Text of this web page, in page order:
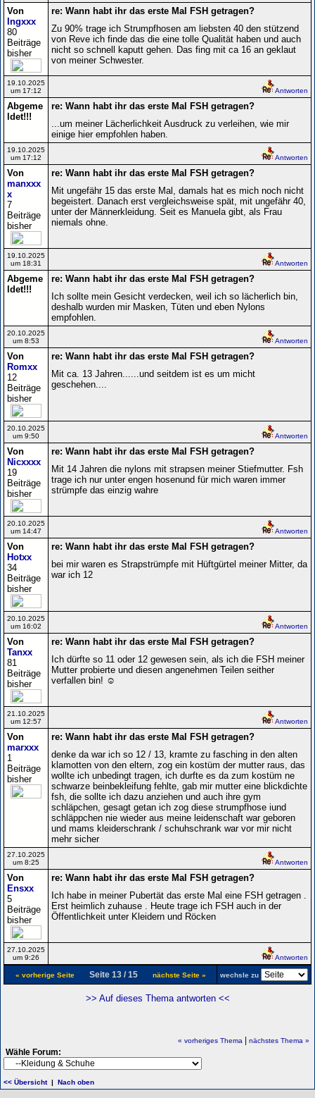
Von
Ingxxx
80
Beiträge
bisher
re: Wann habt ihr das erste Mal FSH getragen?
Zu 90% trage ich Strumpfhosen am liebsten 40 den stützend
von Reve ich finde das die eine tolle Qualität haben und auch
nicht so schnell kaputt gehen. Das fing mit ca 16 an geklaut
von meiner Schwester.
19.10.2025
um 17:12
Antworten
Abgeme
ldet!!!
re: Wann habt ihr das erste Mal FSH getragen?
...um meiner Lächerlichkeit Ausdruck zu verleihen, wie mir
einige hier empfohlen haben.
19.10.2025
um 17:12
Antworten
Von
manxxx
x
7
Beiträge
bisher
re: Wann habt ihr das erste Mal FSH getragen?
Mit ungefähr 15 das erste Mal, damals hat es mich noch nicht
begeistert. Danach erst vergleichsweise spät, mit ungefähr 40,
unter der Männerkleidung. Seit es Manuela gibt, als Frau
niemals ohne.
19.10.2025
um 18:31
Antworten
Abgeme
ldet!!!
re: Wann habt ihr das erste Mal FSH getragen?
Ich sollte mein Gesicht verdecken, weil ich so lächerlich bin,
deshalb wurden mir Masken, Tüten und eben Nylons
empfohlen.
20.10.2025
um 8:53
Antworten
Von
Romxx
12
Beiträge
bisher
re: Wann habt ihr das erste Mal FSH getragen?
Mit ca. 13 Jahren......und seitdem ist es um micht
geschehen....
20.10.2025
um 9:50
Antworten
Von
Nicxxxx
19
Beiträge
bisher
re: Wann habt ihr das erste Mal FSH getragen?
Mit 14 Jahren die nylons mit strapsen meiner Stiefmutter. Fsh
trage ich nur unter engen hosenund für mich waren immer
strümpfe das einzig wahre
20.10.2025
um 14:47
Antworten
Von
Hotxx
34
Beiträge
bisher
re: Wann habt ihr das erste Mal FSH getragen?
bei mir waren es Strapstrümpfe mit Hüftgürtel meiner Mitter, da
war ich 12
20.10.2025
um 16:02
Antworten
Von
Tanxx
81
Beiträge
bisher
re: Wann habt ihr das erste Mal FSH getragen?
Ich dürfte so 11 oder 12 gewesen sein, als ich die FSH meiner
Mutter probierte und diesen angenehmen Teilen seither
verfallen bin! ☺️
21.10.2025
um 12:57
Antworten
Von
marxxx
1
Beiträge
bisher
re: Wann habt ihr das erste Mal FSH getragen?
denke da war ich so 12 / 13, kramte zu fasching in den alten
klamotten von den eltern, zog ein kostüm der mutter raus, das
wollte ich unbedingt tragen, ich durfte es da zum kostüm ne
schwarze beinbekleifung fehlte, gab mir mutter eine blickdichte
fsh, die sollte ich dazu anziehen und auch ihre gym
schläpchen, gesagt getan ich zog diese strumpfhose iund
schläppchen nie wieder aus meine leidenschaft war geboren
und mams kleiderschrank / schuhschrank war vor mir nicht
mehr sicher
27.10.2025
um 8:25
Antworten
Von
Ensxx
5
Beiträge
bisher
re: Wann habt ihr das erste Mal FSH getragen?
Ich habe in meiner Pubertät das erste Mal eine FSH getragen .
Erst heimlich zuhause . Heute trage ich FSH auch in der
Öffentlichkeit unter Kleidern und Röcken
27.10.2025
um 9:26
Antworten
« vorherige SeiteSeite 13 / 15 nächste Seite » wechsle zu
>> Auf dieses Thema antworten <<
« vorheriges Thema nächstes Thema »
Wähle Forum:
<< Übersicht| Nach oben